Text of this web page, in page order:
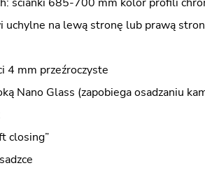
na lewą stronę lub prawą
4 mm przeźroczyste
Nano Glass (zapobiega osadzaniu
closing”